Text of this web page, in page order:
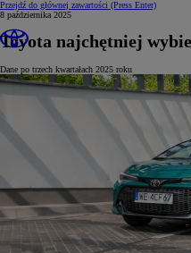
Przejdź do głównej zawartości (Press Enter)
8 października 2025
Toyota najchętniej
Dane po trzech kwartałach 2025 roku